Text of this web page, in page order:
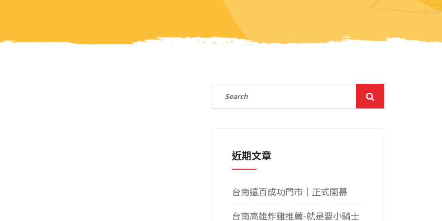
近期文章
台南遠百成功門市｜正式開幕
台南高雄炸雞推薦-就是要小騎士